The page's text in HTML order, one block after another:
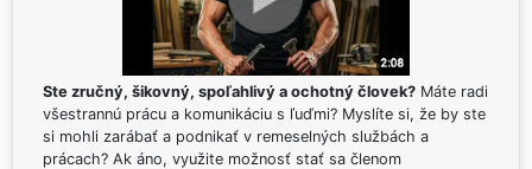
Ste zručný, šikovný, spoľahlivý a ochotný človek? Máte radi
všestrannú prácu a komunikáciu s ľuďmi? Myslíte si, že by ste
si mohli zarábať a podnikať v remeselných službách a
prácach? Ak áno, využite možnosť stať sa členom